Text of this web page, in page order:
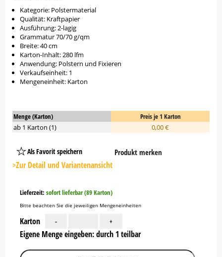
Kategorie: Polstermaterial
Qualität: Kraftpapier
Ausführung: 2-lagig
Grammatur 70/70 g/qm
Breite: 40 cm
Karton-Inhalt: 280 lfm
Anwendung: Polstern und Fixieren
Verkaufseinheit: 1
Mengeneinheit: Karton
Menge (Karton)
Preis je 1 Karton
ab 1 Karton (1)
0,00 €
Als Favorit speichern
Platzhalter
Button
Produkt merken
>Zur Detail und Variantenansicht
Lieferzeit: sofort lieferbar (89 Karton)
Bitte beachten Sie die jeweiligen Mengeneinheiten
Karton - +
Eigene Menge eingeben: durch 1 teilbar